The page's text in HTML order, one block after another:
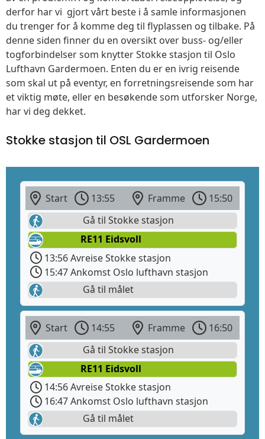
derfor har vi gjort vårt beste i å samle informasjonen
du trenger for å komme deg til flyplassen og tilbake. På
denne siden finner du en oversikt over buss- og/eller
togforbindelser som knytter Stokke stasjon til Oslo
Lufthavn Gardermoen. Enten du er en ivrig reisende
som skal ut på eventyr, en forretningsreisende som har
et viktig møte, eller en besøkende som utforsker Norge,
har vi deg dekket.
Stokke stasjon til OSL Gardermoen
Start 13:55 Framme
15:50
Gå til Stokke stasjon
RE11 Eidsvoll
13:56 Avreise Stokke stasjon
15:47 Ankomst Oslo lufthavn stasjon
Gå til målet
Start 14:55 Framme
16:50
Gå til Stokke stasjon
RE11 Eidsvoll
14:56 Avreise Stokke stasjon
16:47 Ankomst Oslo lufthavn stasjon
Gå til målet